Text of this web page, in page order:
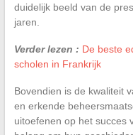
duidelijk beeld van de
jaren.
Verder lezen : De beste
scholen in Frankrijk
Bovendien is de kwaliteit
en erkende
uitoefenen op het succes